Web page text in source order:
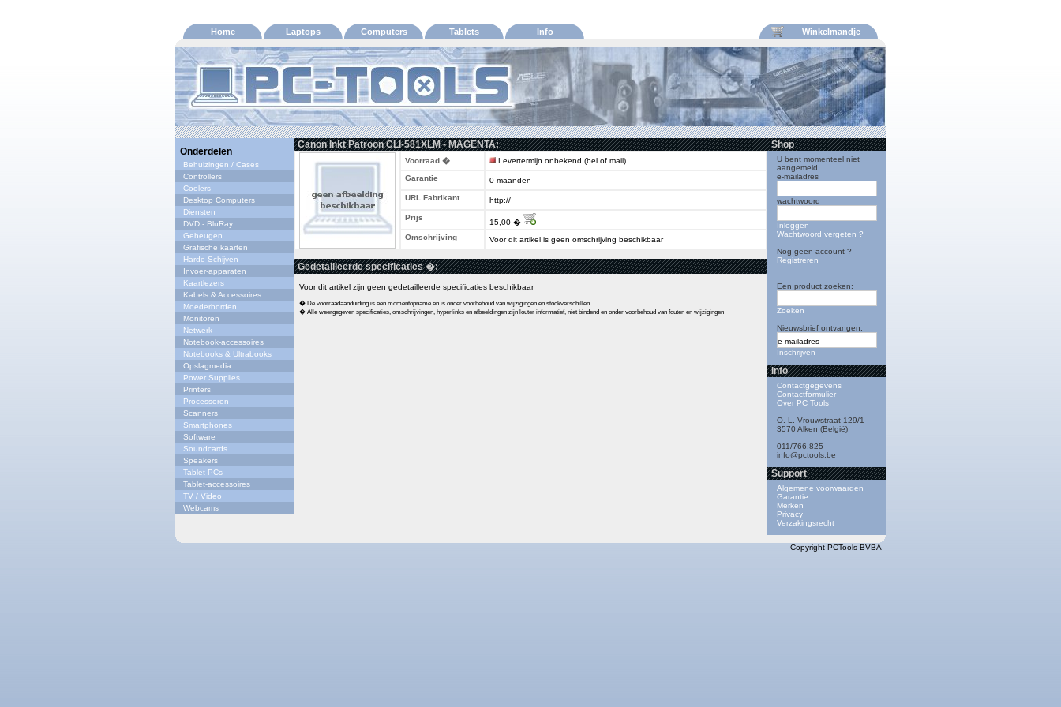
Home Laptops Computers Tablets Info Winkelmandje
Onderdelen
Behuizingen / Cases
Controllers
Coolers
Desktop Computers
Diensten
DVD - BluRay
Geheugen
Grafische kaarten
Harde Schijven
Invoer-apparaten
Kaartlezers
Kabels & Accessoires
Moederborden
Monitoren
Netwerk
Notebook-accessoires
Notebooks & Ultrabooks
Opslagmedia
Power Supplies
Printers
Processoren
Scanners
Smartphones
Software
Soundcards
Speakers
Tablet PCs
Tablet-accessoires
TV / Video
Webcams
Canon Inkt Patroon CLI-581XLM - MAGENTA:
Voorraad �
Levertermijn onbekend (bel of mail)
Garantie
0 maanden
URL Fabrikant
http://
Prijs
15,00 �
Omschrijving
Voor dit artikel is geen omschrijving beschikbaar
Gedetailleerde specificaties �:
Voor dit artikel zijn geen gedetailleerde specificaties beschikbaar
� De voorraadaanduiding is een momentopname en is onder voorbehoud van wijzigingen en stockverschillen
� Alle weergegeven specificaties, omschrijvingen, hyperlinks en afbeeldingen zijn louter informatief, niet bindend en onder voorbehoud van fouten en wijzigingen
Shop
U bent momenteel niet
aangemeld
e-mailadres
wachtwoord
Inloggen
Wachtwoord vergeten ?
Nog geen account ?
Registreren
Een product zoeken:
Zoeken
Nieuwsbrief ontvangen:
Inschrijven
Info
Contactgegevens
Contactformulier
Over PC Tools
O.-L.-Vrouwstraat 129/1
3570 Alken (België)
011/766.825
info@pctools.be
Support
Algemene voorwaarden
Garantie
Merken
Privacy
Verzakingsrecht
Copyright PCTools BVBA